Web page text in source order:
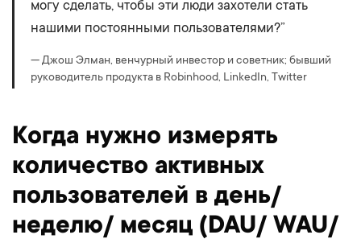
могу сделать, чтобы эти люди захотели стать
нашими постоянными пользователями?”
— Джош Элман, венчурный инвестор и советник; бывший
руководитель продукта в Robinhood, LinkedIn, Twitter
Когда нужно измерять
количество активных
пользователей в день/
неделю/ месяц (DAU/ WAU/